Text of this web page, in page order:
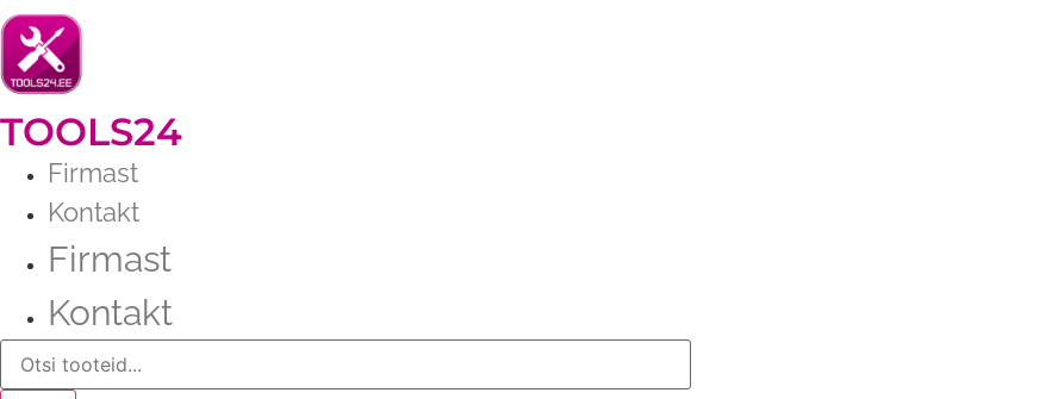
Liigu
sisu
juurde
TOOLS24
Firmast
Kontakt
Firmast
Kontakt
Products
search